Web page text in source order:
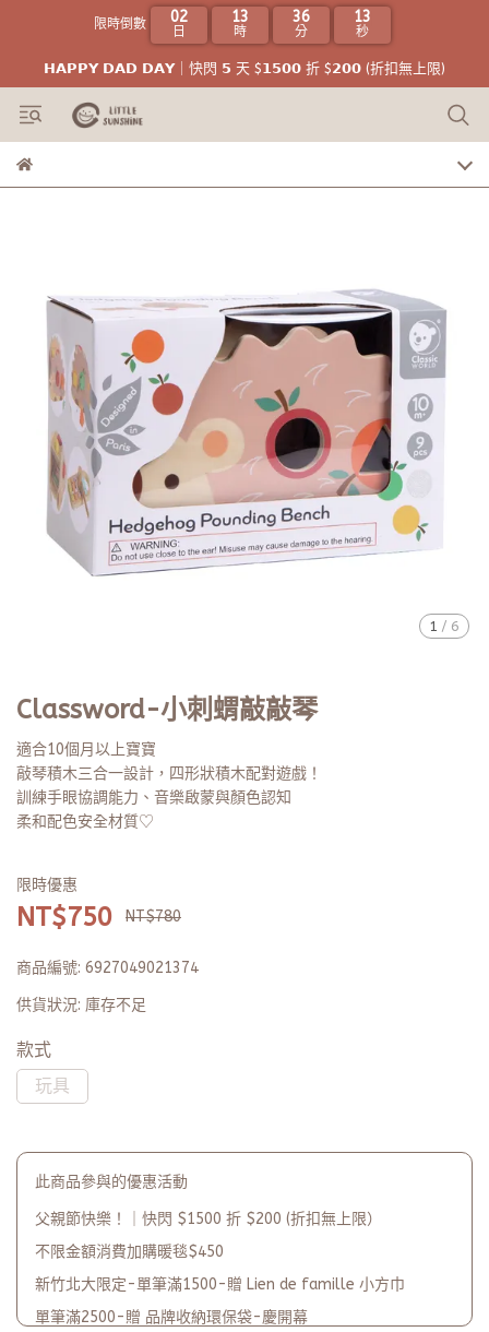
限時倒數 02
日
13
時
36
分
12
秒
𝗛𝗔𝗣𝗣𝗬 𝗗𝗔𝗗 𝗗𝗔𝗬｜快閃 𝟱 天 $𝟭𝟱𝟬𝟬 折 $𝟮𝟬𝟬 (折扣無上限)
1 / 6
Classword-小刺蝟敲敲琴
適合10個月以上寶寶
敲琴積木三合一設計，四形狀積木配對遊戲！
訓練手眼協調能力、音樂啟蒙與顏色認知
柔和配色安全材質♡
限時優惠
NT$750 NT$780
商品編號: 6927049021374
供貨狀況: 庫存不足
款式
玩具
此商品參與的優惠活動
父親節快樂！｜快閃 $1500 折 $200 (折扣無上限）
不限金額消費加購暖毯$450
新竹北大限定-單筆滿1500-贈 Lien de famille 小方巾
單筆滿2500-贈 品牌收納環保袋-慶開幕